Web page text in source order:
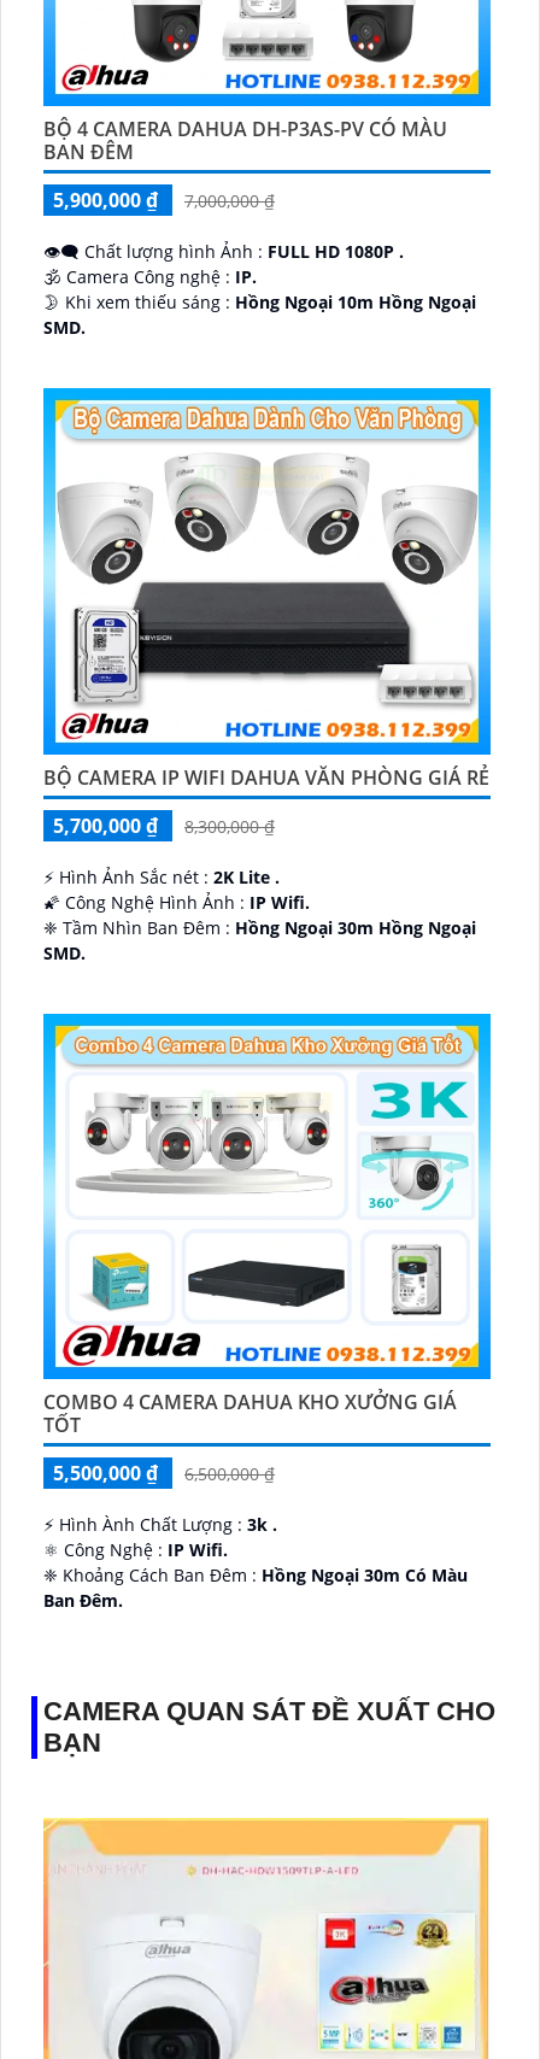
BỘ 4 CAMERA DAHUA DH-P3AS-PV CÓ MÀU
BAN ĐÊM
5,900,000 ₫
7,000,000 ₫
👁️‍🗨 Chất lượng hình Ảnh : FULL HD 1080P .
🕉️ Camera Công nghệ : IP.
🌛 Khi xem thiếu sáng : Hồng Ngoại 10m Hồng Ngoại
SMD.
BỘ CAMERA IP WIFI DAHUA VĂN PHÒNG GIÁ RẺ
5,700,000 ₫
8,300,000 ₫
️⚡ Hình Ảnh Sắc nét : 2K Lite .
🌠 Công Nghệ Hình Ảnh : IP Wifi.
❈ Tầm Nhìn Ban Đêm : Hồng Ngoại 30m Hồng Ngoại
SMD.
COMBO 4 CAMERA DAHUA KHO XƯỞNG GIÁ
TỐT
5,500,000 ₫
6,500,000 ₫
️⚡ Hình Ành Chất Lượng : 3k .
⚛️ Công Nghệ : IP Wifi.
❈ Khoảng Cách Ban Đêm : Hồng Ngoại 30m Có Màu
Ban Ðêm.
CAMERA QUAN SÁT ĐỀ XUẤT CHO
BẠN